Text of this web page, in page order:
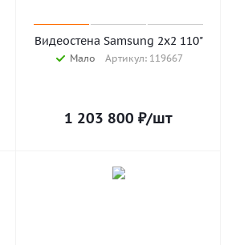
Видеостена Samsung 2х2 110"
Мало Артикул: 119667
1 203 800 ₽/шт